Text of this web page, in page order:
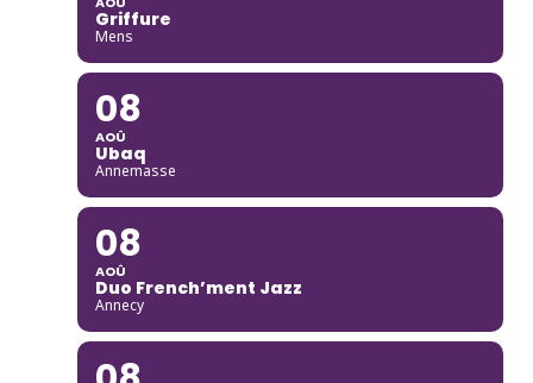
Griffure
Mens
08
AOÛ
Ubaq
Annemasse
08
AOÛ
Duo French’ment Jazz
Annecy